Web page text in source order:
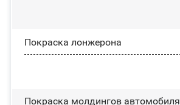
Покраска лонжерона
Покраска молдингов автомобиля